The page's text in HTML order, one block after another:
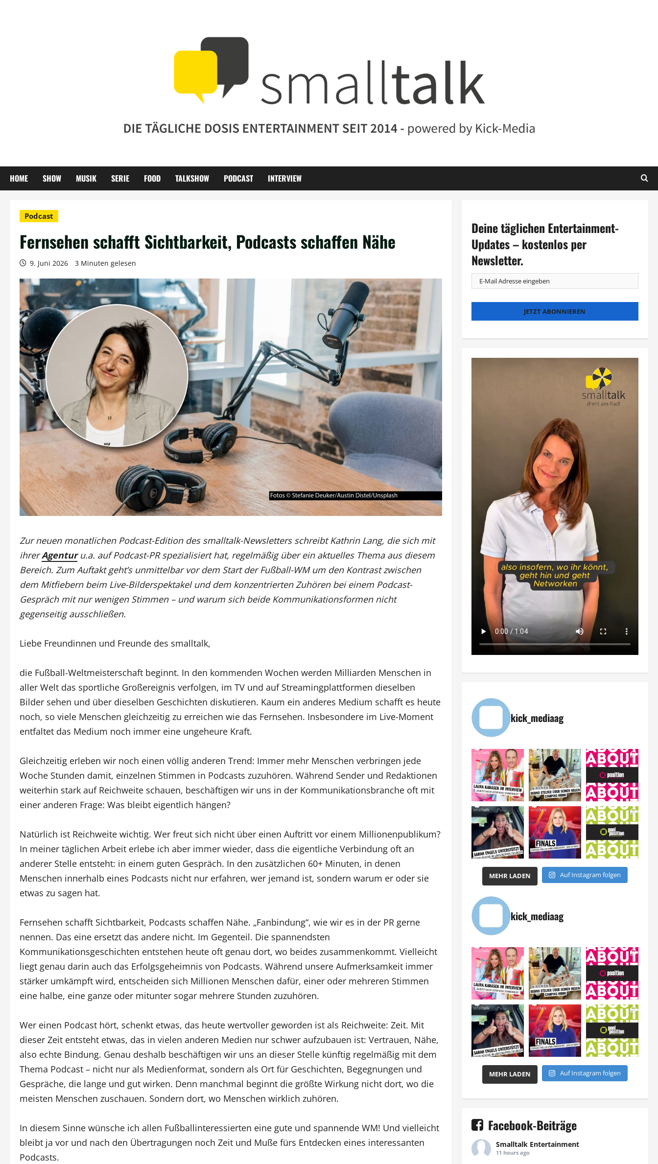
HOME SHOW MUSIK SERIE FOOD TALKSHOW PODCAST INTERVIEW
Podcast
Fernsehen schafft Sichtbarkeit, Podcasts schaffen Nähe
9. Juni 2026 3 Minuten gelesen
Zur neuen monatlichen Podcast-Edition des smalltalk-Newsletters schreibt Kathrin Lang, die sich mit
ihrerAgenturu.a. auf Podcast-PR spezialisiert hat, regelmäßig über ein aktuelles Thema aus diesem
Bereich. Zum Auftakt geht’s unmittelbar vor dem Start der Fußball-WM um den Kontrast zwischen
dem Mitfiebern beim Live-Bilderspektakel und dem konzentrierten Zuhören bei einem Podcast-
Gespräch mit nur wenigen Stimmen – und warum sich beide Kommunikationsformen nicht
gegenseitig ausschließen.
Liebe Freundinnen und Freunde des smalltalk,
die Fußball-Weltmeisterschaft beginnt. In den kommenden Wochen werden Milliarden Menschen in
aller Welt das sportliche Großereignis verfolgen, im TV und auf Streamingplattformen dieselben
Bilder sehen und über dieselben Geschichten diskutieren. Kaum ein anderes Medium schafft es heute
noch, so viele Menschen gleichzeitig zu erreichen wie das Fernsehen. Insbesondere im Live-Moment
entfaltet das Medium noch immer eine ungeheure Kraft.
Gleichzeitig erleben wir noch einen völlig anderen Trend: Immer mehr Menschen verbringen jede
Woche Stunden damit, einzelnen Stimmen in Podcasts zuzuhören. Während Sender und Redaktionen
weiterhin stark auf Reichweite schauen, beschäftigen wir uns in der Kommunikationsbranche oft mit
einer anderen Frage: Was bleibt eigentlich hängen?
Natürlich ist Reichweite wichtig. Wer freut sich nicht über einen Auftritt vor einem Millionenpublikum?
In meiner täglichen Arbeit erlebe ich aber immer wieder, dass die eigentliche Verbindung oft an
anderer Stelle entsteht: in einem guten Gespräch. In den zusätzlichen 60+ Minuten, in denen
Menschen innerhalb eines Podcasts nicht nur erfahren, wer jemand ist, sondern warum er oder sie
etwas zu sagen hat.
Fernsehen schafft Sichtbarkeit, Podcasts schaffen Nähe. „Fanbindung“, wie wir es in der PR gerne
nennen. Das eine ersetzt das andere nicht. Im Gegenteil. Die spannendsten
Kommunikationsgeschichten entstehen heute oft genau dort, wo beides zusammenkommt. Vielleicht
liegt genau darin auch das Erfolgsgeheimnis von Podcasts. Während unsere Aufmerksamkeit immer
stärker umkämpft wird, entscheiden sich Millionen Menschen dafür, einer oder mehreren Stimmen
eine halbe, eine ganze oder mitunter sogar mehrere Stunden zuzuhören.
Wer einen Podcast hört, schenkt etwas, das heute wertvoller geworden ist als Reichweite: Zeit. Mit
dieser Zeit entsteht etwas, das in vielen anderen Medien nur schwer aufzubauen ist: Vertrauen, Nähe,
also echte Bindung. Genau deshalb beschäftigen wir uns an dieser Stelle künftig regelmäßig mit dem
Thema Podcast – nicht nur als Medienformat, sondern als Ort für Geschichten, Begegnungen und
Gespräche, die lange und gut wirken. Denn manchmal beginnt die größte Wirkung nicht dort, wo die
meisten Menschen zuschauen. Sondern dort, wo Menschen wirklich zuhören.
In diesem Sinne wünsche ich allen Fußballinteressierten eine gute und spannende WM! Und vielleicht
bleibt ja vor und nach den Übertragungen noch Zeit und Muße fürs Entdecken eines interessanten
Podcasts.
Deine täglichen Entertainment-
Updates – kostenlos per
Newsletter.
kick_mediaag
MEHR LADEN Auf Instagram folgen
kick_mediaag
MEHR LADEN Auf Instagram folgen
Facebook-Beiträge
Smalltalk Entertainment
11 hours ago